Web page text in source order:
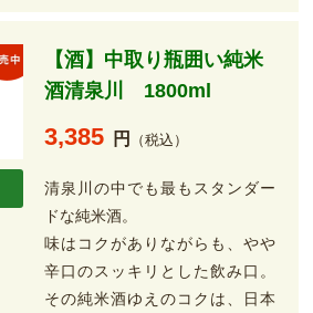
【酒】中取り瓶囲い純米
酒清泉川 1800ml
3,385 円 （税込）
清泉川の中でも最もスタンダー
ドな純米酒。
味はコクがありながらも、やや
辛口のスッキリとした飲み口。
その純米酒ゆえのコクは、日本